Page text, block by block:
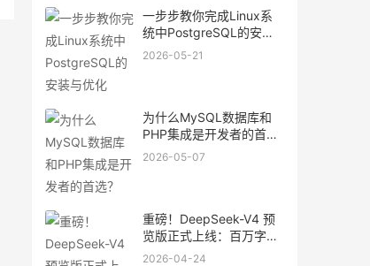
一步步教你完成Linux系
统中PostgreSQL的安装
与优化
2026-05-21
为什么MySQL数据库和
PHP集成是开发者的首
选？
2026-05-07
重磅！DeepSeek-V4 预
览版正式上线：百万字超
长上下文，Agent与推理
2026-04-24